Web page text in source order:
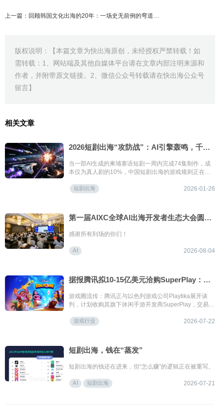
上一篇：回顾韩国文化出海的20年：一场史无前例的弯道超车
版权说明：【本篇文章为快出海原创，未经授权严禁转载！如
需转载：1、网站端及其他自媒体平台请在文章内部注明来源和
作者，并附带原文链接。2、微信公众号转载请在快出海公众号
留言】
相关文章
2026短剧出海“攻防战”：AI引擎轰鸣，千亿赛道谁主沉浮？
当一部AI生成的柬埔寨语短剧一周内完成74集制作，成
本仅为真人剧的10%，中国短剧出海的游戏规则正在被
短剧出海 2026-01-26
第一届AIXC全球AI出海开发者生态大会圆满落幕——共探AI出海“生存题”
感谢所有到场的你们！
AI 2026-08-04
据报腾讯拟10-15亿美元洽购SuperPlay：一家太赚钱而被“迫售”的明星工作室
游戏圈流传：腾讯正与以色列游戏公司Playtika展开谈
判，计划收购其旗下休闲手游开发商SuperPlay，交易估
游戏行业 2026-07-22
短剧出海，钱在“蒸发”
短剧出海的钱还在进来，但“怎么赚”的逻辑正在被重写。
AI 短剧出海 2026-07-21